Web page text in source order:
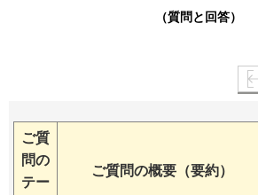
（質問と回答）
ご質
問の
テー
ご質問の概要（要約）